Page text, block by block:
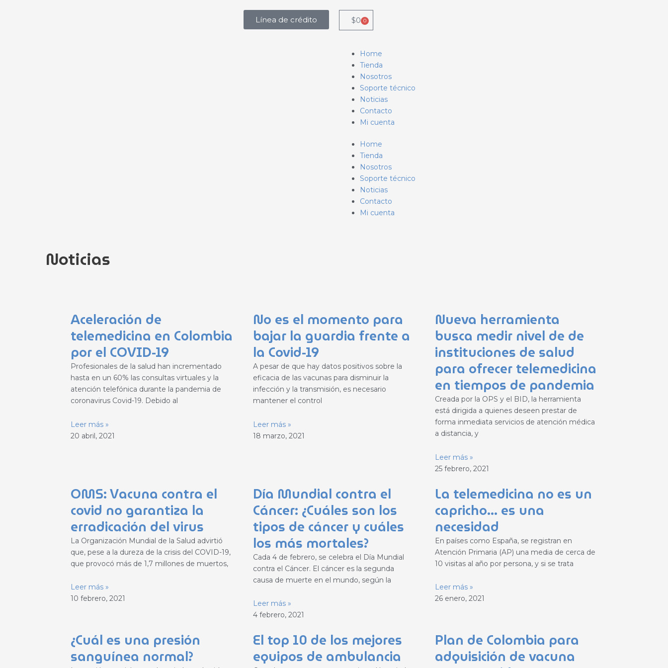
Línea de crédito $0 0
Carrito
Home
Tienda
Nosotros
Soporte técnico
Noticias
Contacto
Mi cuenta
Menú
Home
Tienda
Nosotros
Soporte técnico
Noticias
Contacto
Mi cuenta
Noticias
Aceleración de
telemedicina en Colombia
por el COVID-19
Profesionales de la salud han incrementado
hasta en un 60% las consultas virtuales y la
atención telefónica durante la pandemia de
coronavirus Covid-19. Debido al
Leer más »
20 abril, 2021
No es el momento para
bajar la guardia frente a
la Covid-19
A pesar de que hay datos positivos sobre la
eficacia de las vacunas para disminuir la
infección y la transmisión, es necesario
mantener el control
Leer más »
18 marzo, 2021
Nueva herramienta
busca medir nivel de de
instituciones de salud
para ofrecer telemedicina
en tiempos de pandemia
Creada por la OPS y el BID, la herramienta
está dirigida a quienes deseen prestar de
forma inmediata servicios de atención médica
a distancia, y
Leer más »
25 febrero, 2021
OMS: Vacuna contra el
covid no garantiza la
erradicación del virus
La Organización Mundial de la Salud advirtió
que, pese a la dureza de la crisis del COVID-19,
que provocó más de 1,7 millones de muertos,
Leer más »
10 febrero, 2021
Día Mundial contra el
Cáncer: ¿Cuáles son los
tipos de cáncer y cuáles
los más mortales?
Cada 4 de febrero, se celebra el Día Mundial
contra el Cáncer. El cáncer es la segunda
causa de muerte en el mundo, según la
Leer más »
4 febrero, 2021
La telemedicina no es un
capricho… es una
necesidad
En países como España, se registran en
Atención Primaria (AP) una media de cerca de
10 visitas al año por persona, y si se trata
Leer más »
26 enero, 2021
¿Cuál es una presión
sanguínea normal?
El top 10 de los mejores
equipos de ambulancia
Plan de Colombia para
adquisición de vacuna